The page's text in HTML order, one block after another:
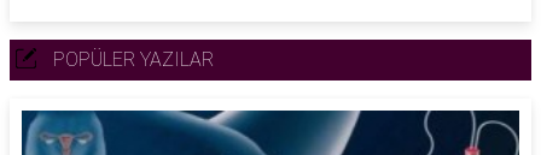
POPÜLER YAZILAR